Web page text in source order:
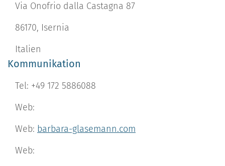
Via Onofrio dalla Castagna 87
86170, Isernia
Italien
Kommunikation
Tel: +49 172 5886088
Web:
Web: barbara-glasemann.com
Web: